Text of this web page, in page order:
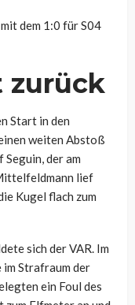
dem 1:0 für S04
zurück
Start in den
weiten Abstoß
der am
lief
Kugel flach zum
sich der VAR. Im
im Strafraum der
ein Foul des